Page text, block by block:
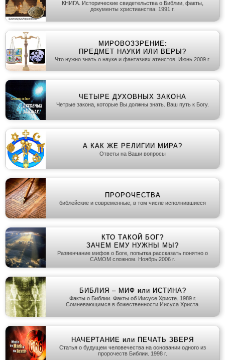
КНИГА. Исторические свидетельства о Библии, факты,
документы христианства. 1991 г.
МИРОВОЗЗРЕНИЕ:
ПРЕДМЕТ НАУКИ ИЛИ ВЕРЫ?
Что нужно знать о науке и фантазиях атеистов. Июнь 2009 г.
ЧЕТЫРЕ ДУХОВНЫХ ЗАКОНА
Четрые закона, которые Вы должны знать. Ваш путь к Богу.
А КАК ЖЕ РЕЛИГИИ МИРА?
Ответы на Ваши вопросы
ПРОРОЧЕСТВА
библейские и современные, в том числе исполнившиеся
КТО ТАКОЙ БОГ?
ЗАЧЕМ ЕМУ НУЖНЫ МЫ?
Развенчание мифов о Боге, попытка рассказать понятно о
САМОМ сложном. Ноябрь 2006 г.
БИБЛИЯ – МИФ или ИСТИНА?
Факты о Библии. Факты об Иисусе Христе. 1989 г.
Сомневающимся в божественности Иисуса Христа.
НАЧЕРТАНИЕ или ПЕЧАТЬ ЗВЕРЯ
Статья о будущем человечества на основании одного из
пророчеств Библии. 1998 г.